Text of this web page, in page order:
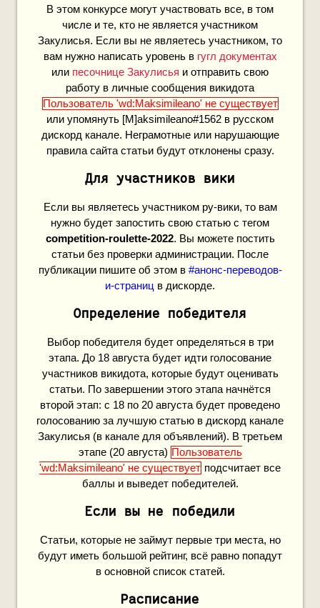
В этом конкурсе могут участвовать все, в том
числе и те, кто не является участником
Закулисья. Если вы не являетесь участником, то
вам нужно написать уровень в гугл документах
или песочнице Закулисья и отправить свою
работу в личные сообщения викидота
Пользователь 'wd:Maksimileano' не существует
или упомянуть [M]aksimileano#1562 в русском
дискорд канале. Неграмотные или нарушающие
правила сайта статьи будут отклонены сразу.
Для участников вики
Если вы являетесь участником ру-вики, то вам
нужно будет запостить свою статью с тегом
competition-roulette-2022. Вы можете постить
статьи без проверки администрации. После
публикации пишите об этом в #анонс-переводов-
и-страниц в дискорде.
Определение победителя
Выбор победителя будет определяться в три
этапа. До 18 августа будет идти голосование
участников викидота, которые будут оценивать
статьи. По завершении этого этапа начнётся
второй этап: с 18 по 20 августа будет проведено
голосованию за лучшую статью в дискорд канале
Закулисья (в канале для объявлений). В третьем
этапе (20 августа) Пользователь
'wd:Maksimileano' не существует подсчитает все
баллы и выведет победителей.
Если вы не победили
Статьи, которые не займут первые три места, но
будут иметь большой рейтинг, всё равно попадут
в основной список статей.
Расписание